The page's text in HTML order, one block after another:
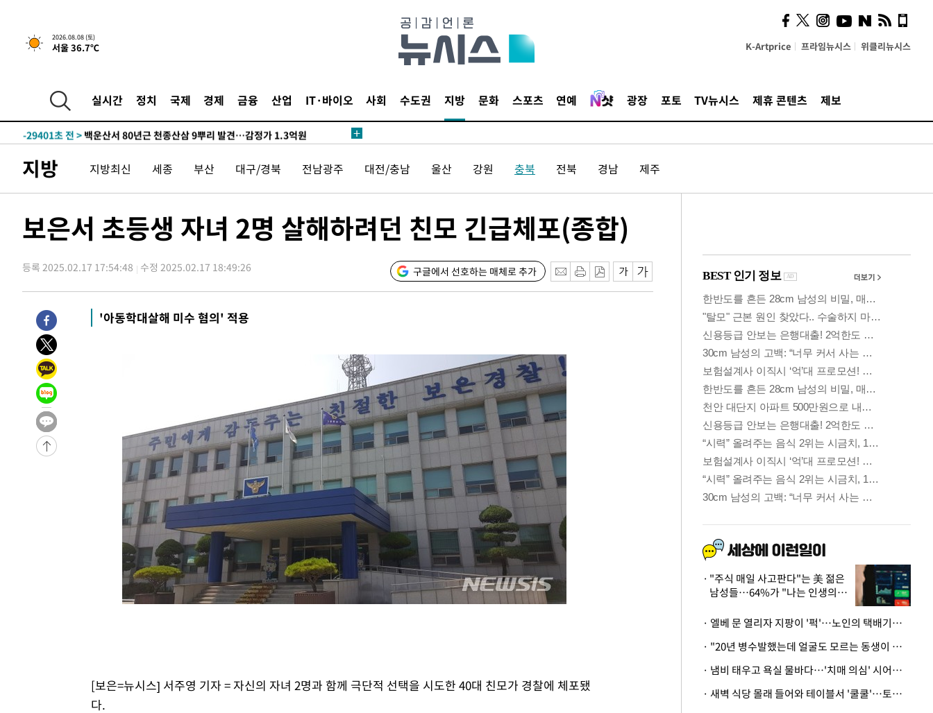
2026.08.08 (토)
서울 36.7℃ K-Artprice 프라임뉴시스 위클리뉴시스
실시간 정치 국제 경제 금융 산업 IT·바이오 사회 수도권 지방 문화 스포츠 연예 광장 포토 TV뉴시스 제휴 콘텐츠 제보
[속보]뉴욕증시 상승 마감…S&P 0.6% 나스닥 1.3%↑
-29381초 전 > 백운산서 80년근 천종산삼 9뿌리 발견…감정가 1.3억원
-24625초 전 >
남자 농구, 나고야 아시안게임서 '홈팀' 일본과 한일전
-24001초 전 >여수 오동도 해상서 모터보트 전복…1명 사망·1명 실종
주 날씨]
-17246초 전 >축구협회 "압수수색·성접대 논란 사과…쇄신의 기회로 삼겠다"
송"
-4384초 전 >'최고 37도' 폭염 지속…강원동해안 최대 150㎜ 비
41분 전 >[속보]뉴욕증시 상승 마감…S&P 0.6% 나스닥 1.3%↑
-29401초 전 >
백운산서 80년근 천종산삼 9뿌리 발견…감정가 1.3억원
-27111초 전 >
선재도서 해루질 나섰다 실종 60대, 닷새 만에 숨진 채 발견
-24645초 전 >
-24021초 전 >
-20248초 전 >
극한폭염 한풀 꺾이지만…'낮 최고 35도' 무더위, 열대야 계속[다음
주 날씨]
-17266초 전 >
축구협회 "압수수색·성접대 논란 사과…쇄신의 기회로 삼겠다"
-15783초 전 >
[속보]'압수수색·성접대 논란' 축구협회 "실망과 걱정 안겨드려 죄
송"
-4404초 전 >
'최고 37도' 폭염 지속…강원동해안 최대 150㎜ 비
[속보]뉴욕증시 상승 마감…S&P 0.6% 나스닥 1.3%↑
지방 지방최신 세종 부산 대구/경북 전남광주 대전/충남 울산 강원 충북 전북 경남 제주
보은서 초등생 자녀 2명 살해하려던 친모 긴급체포(종합)
등록 2025.02.17 17:54:48 수정 2025.02.17 18:49:26 구글에서 선호하는 매체로 추가
'아동학대살해 미수 혐의' 적용
[보은=뉴시스] 서주영 기자 = 자신의 자녀 2명과 함께 극단적 선택을 시도한 40대 친모가 경찰에 체포됐
다.
사이 해답 찾았죠"…알을
깨고 나온 '초자아'
"주식 매일 사고판다"는 美 젊은
남성들…64%가 "나는 인생의
· 엘베 문 열리자 지팡이 '퍽'…노인의 택배기사 폭행 이유
· "20년 병수발했는데 얼굴도 모르는 동생이 유산 절반을"…배다른 형제 상속권 있을까
· 냄비 태우고 욕실 물바다…'치매 의심' 시어머니 검사 권유했다가 '날벼락'
· 새벽 식당 몰래 들어와 테이블서 '쿨쿨'…토사물 남기고 사라진 남성